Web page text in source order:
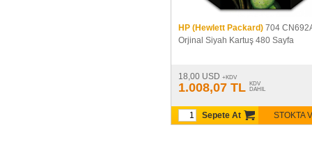
HP (Hewlett Packard) 704
Orjinal Siyah Kartuş 480 Sayfa
18,00 USD +KDV
1.008,07 TL
KDV
DAHIL
STOKTA
Sepete At